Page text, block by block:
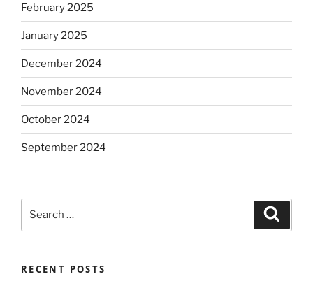
February 2025
January 2025
December 2024
November 2024
October 2024
September 2024
RECENT POSTS